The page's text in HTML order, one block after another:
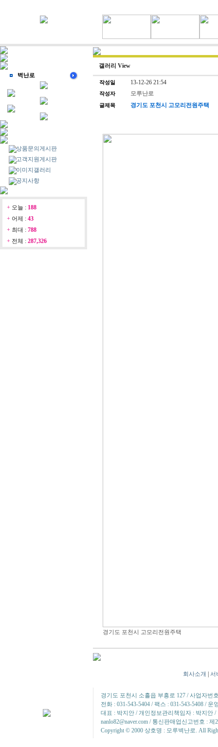
상품문의게시판
고객지원게시판
이미지갤러리
공지사항
+ 오늘 : 188
+ 어제 : 43
+ 최대 : 788
+ 전체 : 287,326
갤러리 View
작성일 13-12-26 21:54
작성자 모루난로
글제목 경기도 포천시 고모리전원주택
경기도 포천시 고모리전원주택
회사소개 서
경기도 포천시 소흘읍 부흥로 127 / 사업자번
전화 : 031-543-5404 / 팩스 : 031-543-5408 / 운
대표 : 박지안 / 개인정보관리책임자 : 박지안 /
nanlo82@naver.com / 통신판매업신고번호 : 제
Copyright © 2000 상호명 : 모루벽난로. All